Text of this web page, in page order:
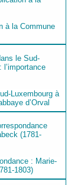
à la Commune
Luxembourg à
d’Orval
: Marie-
1803)